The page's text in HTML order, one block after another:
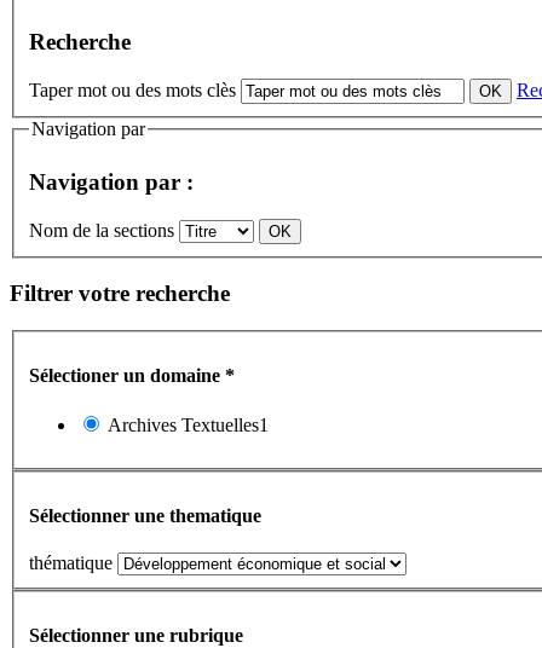
Recherche
Taper mot ou des mots clès
Navigation par
Navigation par :
Nom de la sections
Filtrer votre recherche
Sélectioner un domaine *
Archives Textuelles1
Sélectionner une thematique
thématique
Sélectionner une rubrique